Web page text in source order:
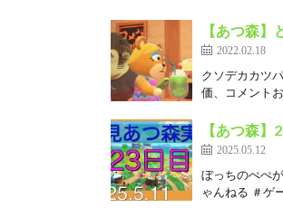
【あつ森
2022.02.18
クソデカカツ
価、コメント
【あつ森
2025.05.12
ぼっちのぺぺ
ゃんねる ＃ゲ